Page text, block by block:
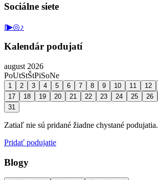
Sociálne siete
f▶◎♪
Kalendár podujatí
august 2026
PoUtStŠtPiSoNe
1 2 3 4 5 6 7 8 9 10 11 12
17
18 19 20 21 22 23 24 25 26
31
Zatiaľ nie sú pridané žiadne chystané podujatia.
Pridať podujatie
Blogy